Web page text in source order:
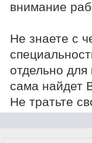
внимание
Не знаете с
отдельно
сама найдет
Не тратьте